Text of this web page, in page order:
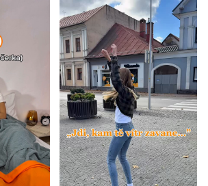
Levné matrace 160x200
Matrace tvrdost H3
Matrace tvrdost H4
Tvrdé matrace 160x200
Matrace - výška 20 cm